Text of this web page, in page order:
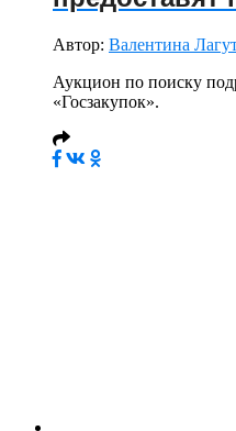
Автор: Валентина
Аукцион по поиску
«Госзакупок».